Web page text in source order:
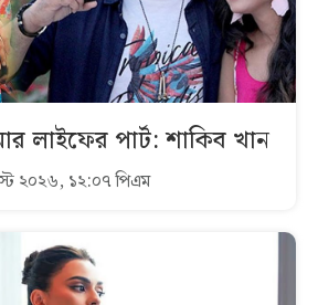
লাইফের পার্ট: শাকিব খান
২০২৬, ১২:০৭ পিএম